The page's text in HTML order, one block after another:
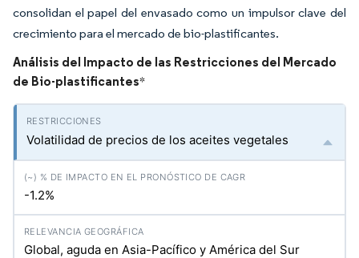
consolidan el papel del envasado como un impulsor clave del
crecimiento para el mercado de bio-plastificantes.
Análisis del Impacto de las Restricciones del Mercado
de Bio-plastificantes*
Volatilidad de precios de los aceites vegetales
-1.2%
Global, aguda en Asia-Pacífico y América del Sur